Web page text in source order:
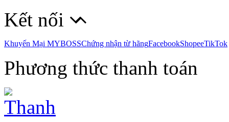
Kết nối
Khuyến Mại MYBOSSChứng nhận từ hãngFacebookShopeeTikTok
Phương thức thanh toán